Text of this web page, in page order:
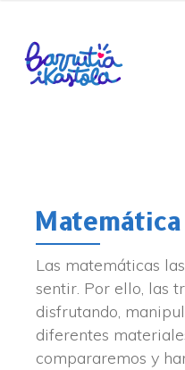
Las matemáticas
sentir. Por ello, las
disfrutando,
diferentes
compararemos y